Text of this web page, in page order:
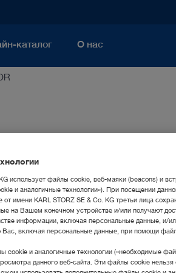
каталог О нас
использует файлы cookie, веб-маяки (beacons) и
и аналогичные технологии»). При посещении
от имени KARL STORZ SE & Co. KG третьи лица
на Вашем конечном устройстве и/или получают
информации, включая персональные данные, и/
включая персональные данные, при помощи
cookie и аналогичные технологии («необходимые
данного веб-сайта. Эти файлы cookie нельзя